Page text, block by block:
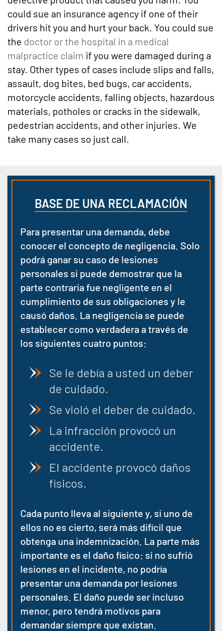
could sue an insurance agency if one of their
drivers hit you and hurt your back. You could sue
the doctor or the hospital in a medical
malpractice claim if you were damaged during a
stay. Other types of cases include slips and falls,
assault, dog bites, bed bugs, car accidents,
motorcycle accidents, falling objects, hazardous
materials, potholes or cracks in the sidewalk,
pedestrian accidents, and other injuries. We
take many cases so just call.
BASE DE UNA RECLAMACIÓN
Para presentar una demanda, debe
conocer el concepto de negligencia. Solo
podrá ganar su caso de lesiones
personales si puede demostrar que la
parte contraria fue negligente en el
cumplimiento de sus obligaciones y le
causó daños. La negligencia se puede
establecer como verdadera a través de
los siguientes cuatro puntos:
Se le debía a usted un deber
de cuidado.
Se violó el deber de cuidado.
La infracción provocó un
accidente.
El accidente provocó daños
físicos.
Cada punto lleva al siguiente y, si uno de
ellos no es cierto, será más difícil que
obtenga una indemnización. La parte más
importante es el daño físico: si no sufrió
lesiones en el incidente, no podría
presentar una demanda por lesiones
personales. El daño puede ser incluso
menor, pero tendrá motivos para
demandar siempre que existan.